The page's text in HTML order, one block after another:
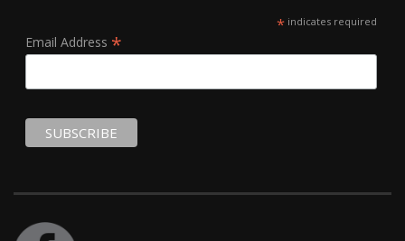
*indicates required
Email Address *